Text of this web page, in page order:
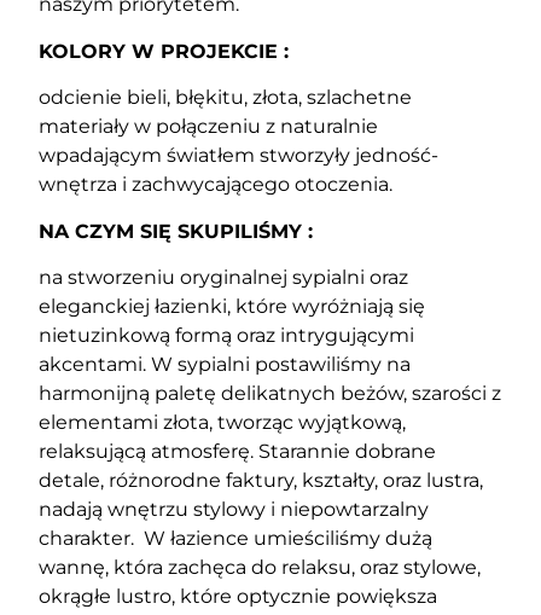
naszym priorytetem.
KOLORY W PROJEKCIE :
odcienie bieli, błękitu, złota, szlachetne
materiały w połączeniu z naturalnie
wpadającym światłem stworzyły jedność-
wnętrza i zachwycającego otoczenia.
NA CZYM SIĘ SKUPILIŚMY :
na stworzeniu oryginalnej sypialni oraz
eleganckiej łazienki, które wyróżniają się
nietuzinkową formą oraz intrygującymi
akcentami. W sypialni postawiliśmy na
harmonijną paletę delikatnych beżów, szarości z
elementami złota, tworząc wyjątkową,
relaksującą atmosferę. Starannie dobrane
detale, różnorodne faktury, kształty, oraz lustra,
nadają wnętrzu stylowy i niepowtarzalny
charakter. W łazience umieściliśmy dużą
wannę, która zachęca do relaksu, oraz stylowe,
okrągłe lustro, które optycznie powiększa